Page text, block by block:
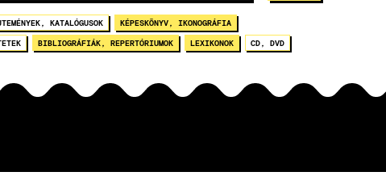
KATALÓGUSOK KÉPESKÖNYV, IKONOGRÁFIA
BIBLIOGRÁFIÁK, REPERTÓRIUMOK LEXIKONOK CD, DVD